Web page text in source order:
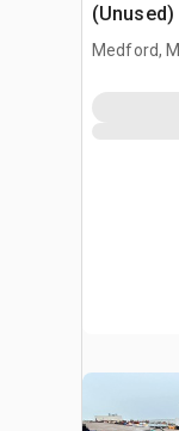
(Unused)
Medford,